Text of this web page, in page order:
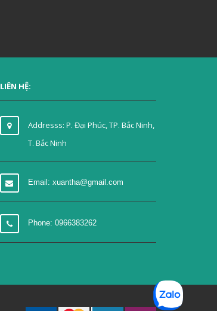
LIÊN HỆ:
Addresss: P. Đại Phúc, TP. Bắc Ninh,
T. Bắc Ninh
Email: xuantha@gmail.com
Phone: 0966383262